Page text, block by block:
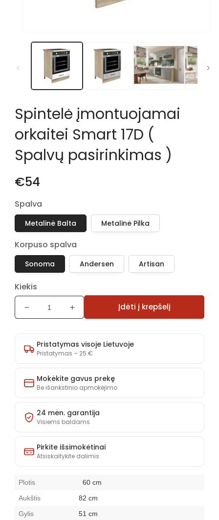
mediją
modaliniame
Spintelė įmontuojamai
orkaitei Smart 17D (
Spalvų pasirinkimas )
€54
Spalva
Metalinė Balta Metalinė Pilka
Korpuso spalva
Sonoma Andersen Artisan
Kiekis
Sumažinti
Spintelė
įmontuojamai
orkaitei
Smart
17D
Spalvų
)
kiekį
Padidinti
Spintelė
įmontuojamai
orkaitei
Smart
17D
Spalvų
pasirinkimas
)
kiekį
Įdėti į krepšelį
Pristatymas visoje Lietuvoje
Pristatymas – 25 €
Mokėkite gavus prekę
Be išankstinio apmokėjimo
24 mėn. garantija
Visiems baldams
Pirkite išsimokėtinai
Atsiskaitykite dalimis
Plotis
60 cm
Aukštis
82 cm
Gylis
51 cm